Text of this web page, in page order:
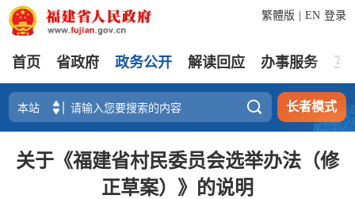
登录
繁體版 EN
首页 省政府 政务公开 解读回应 办事服务 互
 长者模式
关于《福建省村民委员会选举办法（修
正草案）》的说明